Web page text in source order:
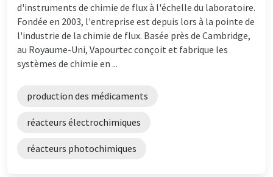
d'instruments de chimie de flux à l'échelle du laboratoire.
Fondée en 2003, l'entreprise est depuis lors à la pointe de
l'industrie de la chimie de flux. Basée près de Cambridge,
au Royaume-Uni, Vapourtec conçoit et fabrique les
systèmes de chimie en ...
production des médicaments
réacteurs électrochimiques
réacteurs photochimiques